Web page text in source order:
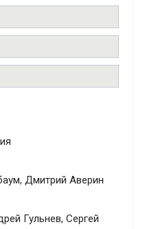
Дмитрий Аверин
Гульнев, Сергей